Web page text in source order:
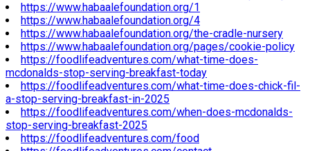
https://www.habaalefoundation.org/1
https://www.habaalefoundation.org/4
https://www.habaalefoundation.org/the-cradle-nursery
https://www.habaalefoundation.org/pages/cookie-policy
https://foodlifeadventures.com/what-time-does-
mcdonalds-stop-serving-breakfast-today
https://foodlifeadventures.com/what-time-does-chick-fil-
a-stop-serving-breakfast-in-2025
https://foodlifeadventures.com/when-does-mcdonalds-
stop-serving-breakfast-2025
https://foodlifeadventures.com/food